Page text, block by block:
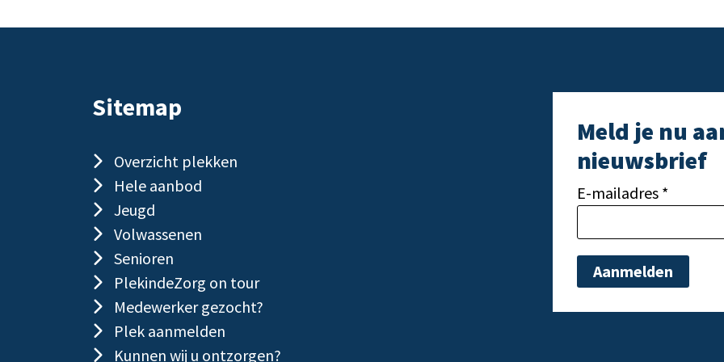
Sitemap
Overzicht plekken
Hele aanbod
Jeugd
Volwassenen
Senioren
PlekindeZorg on tour
Medewerker gezocht?
Plek aanmelden
Kunnen wij u ontzorgen?
Meld je nu
nieuwsbrief
E-mailadres *